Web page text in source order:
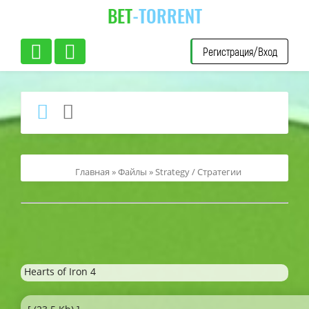
BET-TORRENT
Регистрация/Вход
Главная »Файлы »Strategy / Стратегии
Hearts of Iron 4